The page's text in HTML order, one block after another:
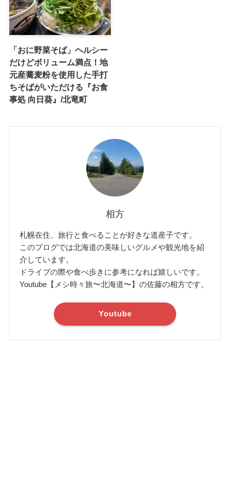
「おに野菜そば」ヘルシー
だけどボリューム満点！地
元産蕎麦粉を使用した手打
ちそばがいただける『お食
事処 向日葵』/北竜町
相方
札幌在住、旅行と食べることが好きな道産子です。
このブログでは北海道の美味しいグルメや観光地を紹
介しています。
ドライブの際や食べ歩きに参考になれば嬉しいです。
Youtube【メシ時々旅〜北海道〜】の佐藤の相方です。
Youtube